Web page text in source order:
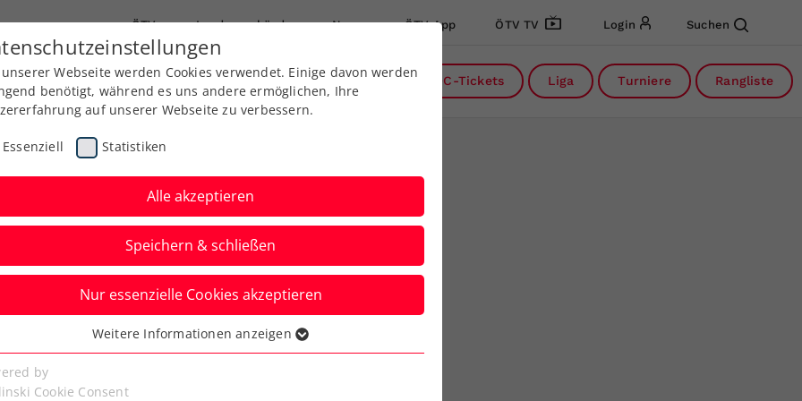
ÖTV Landesverbände News ÖTV App ÖTV TV Login Suchen
Ausbildung Services Über uns Kreise DC-Tickets Liga Turniere Rangliste
zieht durch
2. Runde ein
Webseite werden Cookies verwendet. Einige davon werden
benötigt, während es uns andere ermöglichen, Ihre
auf unserer Webseite zu verbessern.
Essenziell Statistiken
Alle akzeptieren
Speichern & schließen
Nur essenzielle Cookies akzeptieren
Cookies werden für grundlegende Funktionen der
benötigt. Dadurch ist gewährleistet, dass die Webseite
Weitere Informationen anzeigen
by
Cookie Consent